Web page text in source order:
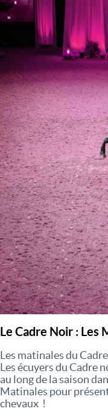
Le Cadre Noir : Les
Les matinales du
Les écuyers du Cadre
au long de la saison
Matinales pour
chevaux !